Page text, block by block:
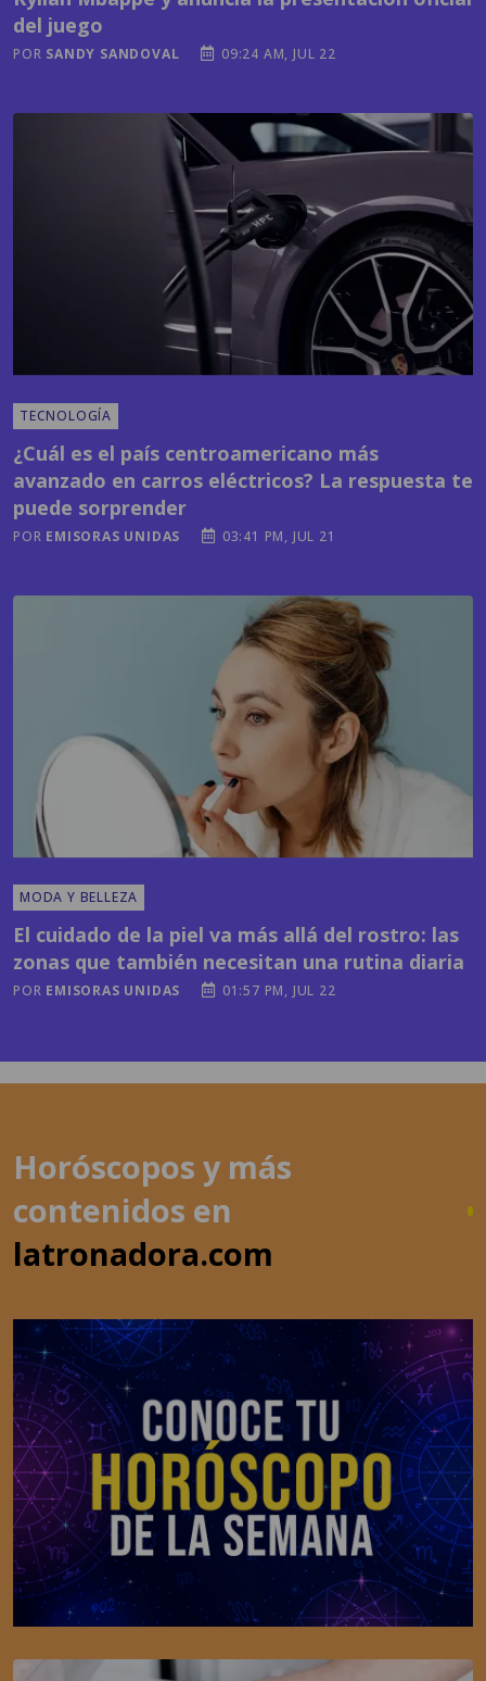
avanzado en carros eléctricos? La respuesta te
puede sorprender
EMISORAS UNIDAS 03:41 PM, JUL 21
MODA Y BELLEZA
zonas que también necesitan una rutina diaria
POR EMISORAS UNIDAS 01:57 PM, JUL 22
contenidos en
latronadora.com